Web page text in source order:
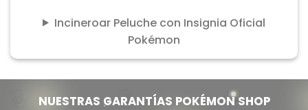
Incineroar Peluche con Insignia Oficial
Pokémon
NUESTRAS GARANTÍAS POKÉMON SHOP